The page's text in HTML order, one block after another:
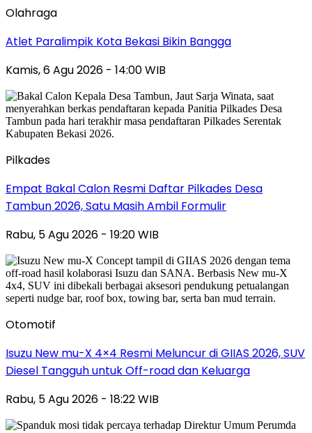
Olahraga
Atlet Paralimpik Kota Bekasi Bikin Bangga
Kamis, 6 Agu 2026 - 14:00 WIB
Pilkades
Empat Bakal Calon Resmi Daftar Pilkades Desa
Tambun 2026, Satu Masih Ambil Formulir
Rabu, 5 Agu 2026 - 19:20 WIB
Otomotif
Isuzu New mu-X 4×4 Resmi Meluncur di GIIAS 2026, SUV
Diesel Tangguh untuk Off-road dan Keluarga
Rabu, 5 Agu 2026 - 18:22 WIB